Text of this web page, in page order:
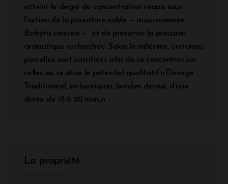
atteint le degré de concentration requis sous
l'action de la pourriture noble — aussi nommée
Botrytis cinerea — et de préserver la précision
aromatique recherchée. Selon le millésime, certaines
parcelles sont sacrifiées afin de se concentrer sur
celles où se situe le potentiel qualitatif.nÉlevage
Traditionnel, en barriques, bondes dessus, d’une
durée de 18 à 20 mois.n
La propriété